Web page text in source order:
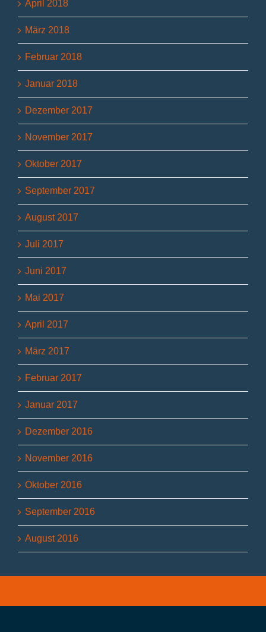
April 2018
März 2018
Februar 2018
Januar 2018
Dezember 2017
November 2017
Oktober 2017
September 2017
August 2017
Juli 2017
Juni 2017
Mai 2017
April 2017
März 2017
Februar 2017
Januar 2017
Dezember 2016
November 2016
Oktober 2016
September 2016
August 2016